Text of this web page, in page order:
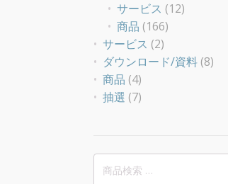
サービス (12)
商品 (166)
サービス (2)
ダウンロード/資料 (8)
商品 (4)
抽選 (7)